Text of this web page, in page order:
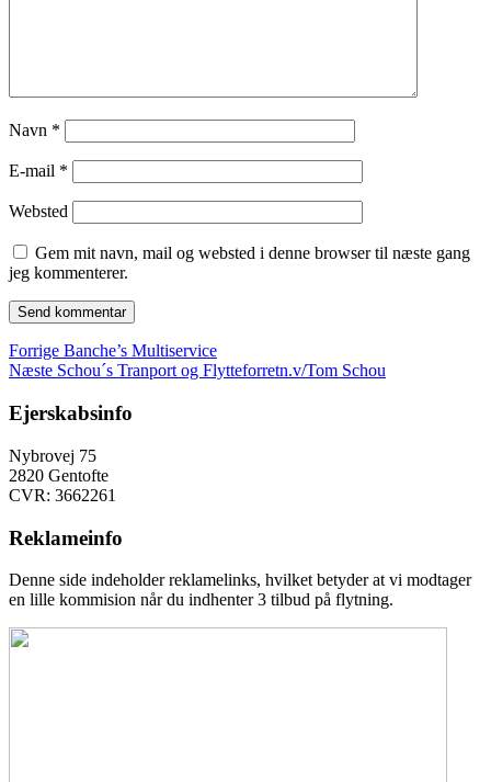
Navn *
E-mail *
Websted
Gem mit navn, mail og websted i denne browser til næste gang
jeg kommenterer.
Indlægsnavigation
Forrige Forrige
indlæg:
Banche’s Multiservice
Næste Næste
Schou´s Tranport og Flytteforretn.v/Tom Schou
Ejerskabsinfo
Nybrovej 75
2820 Gentofte
CVR: 3662261
Reklameinfo
Denne side indeholder reklamelinks, hvilket betyder at vi modtager
en lille kommision når du indhenter 3 tilbud på flytning.